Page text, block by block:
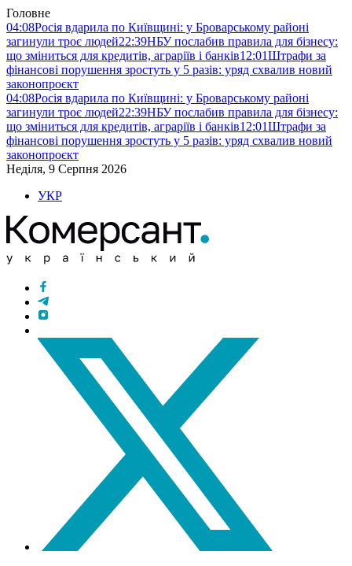
Головне
04:08Росія вдарила по Київщині: у Броварському районі
загинули троє людей22:39НБУ послабив правила для бізнесу:
що зміниться для кредитів, аграріїв і банків12:01Штрафи за
фінансові порушення зростуть у 5 разів: уряд схвалив новий
законопроєкт
04:08Росія вдарила по Київщині: у Броварському районі
загинули троє людей22:39НБУ послабив правила для бізнесу:
що зміниться для кредитів, аграріїв і банків12:01Штрафи за
фінансові порушення зростуть у 5 разів: уряд схвалив новий
законопроєкт
Неділя, 9 Серпня 2026
УКР